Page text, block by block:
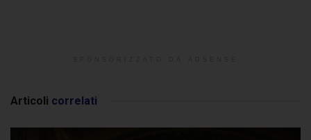
Articoli correlati